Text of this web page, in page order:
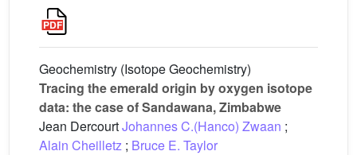
Geochemistry (Isotope Geochemistry)
Tracing the emerald origin by oxygen isotope
data: the case of Sandawana, Zimbabwe
Jean DercourtJohannes C.(Hanco) Zwaan ;
Alain Cheilletz ; Bruce E. Taylor